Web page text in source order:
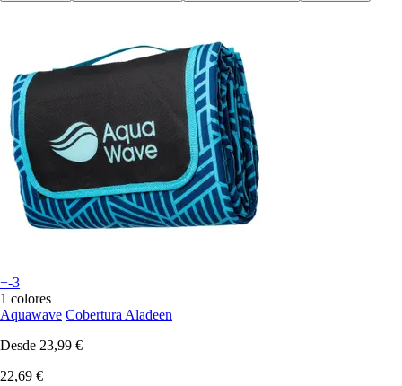
+-3
1 colores
Aquawave Cobertura Aladeen
Desde 23,99 €
22,69 €